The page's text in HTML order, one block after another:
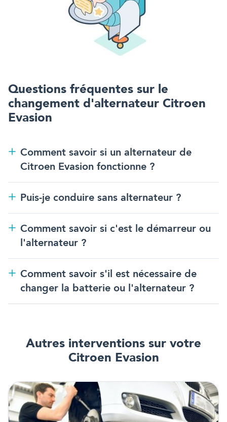
Questions fréquentes sur le
changement d'alternateur Citroen
Evasion
Comment savoir si un alternateur de
Citroen Evasion fonctionne ?
Puis-je conduire sans alternateur ?
Comment savoir si c'est le démarreur ou
l'alternateur ?
Comment savoir s'il est nécessaire de
changer la batterie ou l'alternateur ?
Autres interventions sur votre
Citroen Evasion